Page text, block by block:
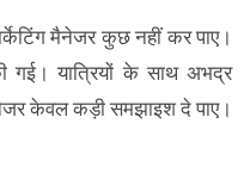
मैनेजर कुछ नहीं कर पाए।
गई। यात्रियों के साथ अभद्र
केवल कड़ी समझाइश दे पाए।